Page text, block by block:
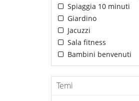
Spiaggia 10 minuti
Giardino
Jacuzzi
Sala fitness
Bambini benvenuti
Temi